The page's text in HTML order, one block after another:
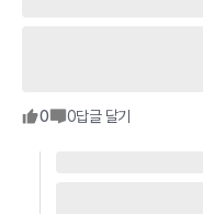
0 0답글 달기